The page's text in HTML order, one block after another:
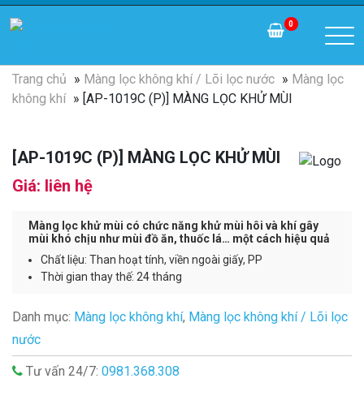
0
Trang chủ » Màng lọc không khí / Lõi lọc nước » Màng lọc
không khí » [AP-1019C (P)] MÀNG LỌC KHỬ MÙI
[AP-1019C (P)] MÀNG LỌC KHỬ MÙI
Giá: liên hệ
Màng lọc khử mùi có chức năng khử mùi hôi và khí gây
mùi khó chịu như mùi đồ ăn, thuốc lá… một cách hiệu quả
Chất liệu: Than hoạt tính, viền ngoài giấy, PP
Thời gian thay thế: 24 tháng
Danh mục: Màng lọc không khí, Màng lọc không khí / Lõi lọc
nước
Tư vấn 24/7: 0981.368.308